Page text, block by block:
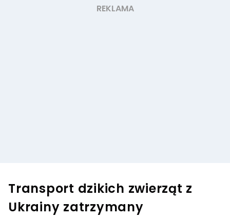
Transport dzikich zwierząt z
Ukrainy zatrzymany